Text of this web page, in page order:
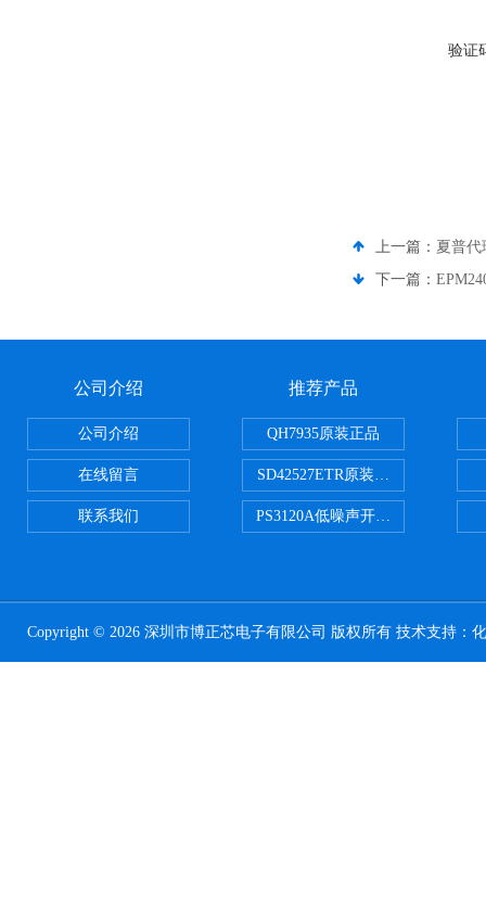
验证
上一篇： 夏普代
下一篇：
公司介绍
公司介绍
在线留言
联系我们
推荐产品
QH7935原装正品
SD42527ETR原装正品
PS3120A低噪声开关电容器原装正
Copyright © 2026 深圳市博正芯电子有限公司 版权所有 技术支持：